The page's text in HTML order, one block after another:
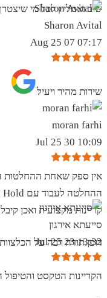
שוב ואמליץ לכל מי
Sharon Avital
07:17 07 Aug 25
שירות מהיר ויעיל
moran farhi
10:09 30 Jul 25
אין ספק שאחת ההחלטות
קריינות מקצועית ואכן
דופן.תודה רבה על
סייעתא אירגון
13:32 23 Jul 25
הקריינות הטקסט והטיפול